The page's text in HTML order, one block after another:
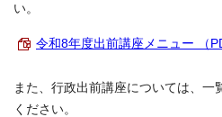
い。
令和8年度出前講座メニュー （
また、行政出前講座については、一
ください。